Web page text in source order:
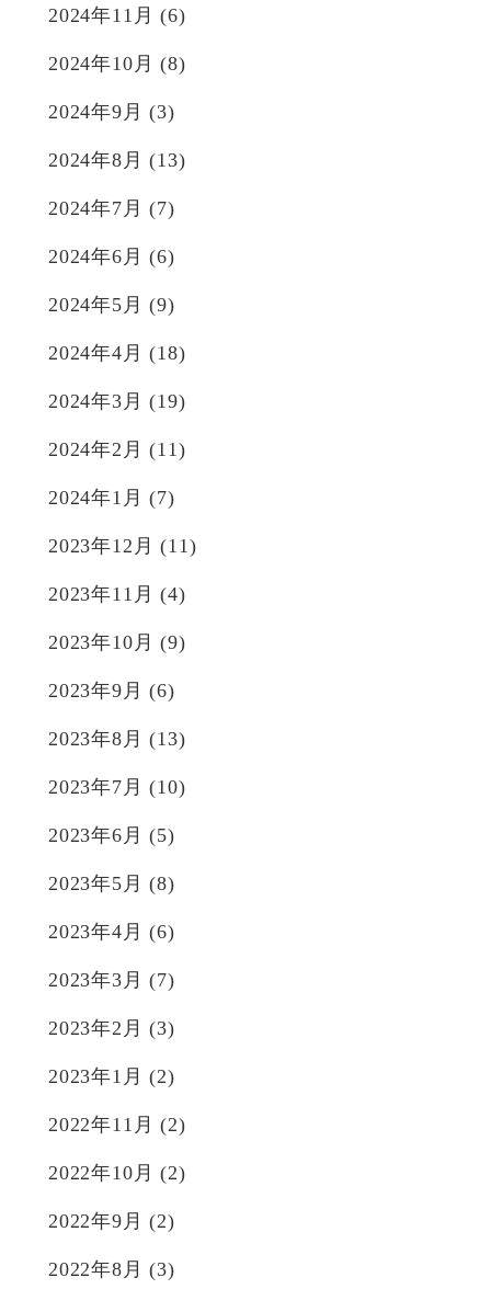
2024年11月 (6)
2024年10月 (8)
2024年9月 (3)
2024年8月 (13)
2024年7月 (7)
2024年6月 (6)
2024年5月 (9)
2024年4月 (18)
2024年3月 (19)
2024年2月 (11)
2024年1月 (7)
2023年12月 (11)
2023年11月 (4)
2023年10月 (9)
2023年9月 (6)
2023年8月 (13)
2023年7月 (10)
2023年6月 (5)
2023年5月 (8)
2023年4月 (6)
2023年3月 (7)
2023年2月 (3)
2023年1月 (2)
2022年11月 (2)
2022年10月 (2)
2022年9月 (2)
2022年8月 (3)